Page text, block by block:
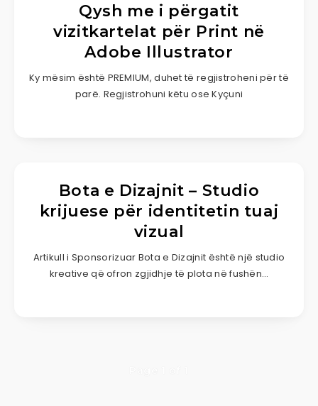
Qysh me i përgatit
vizitkartelat për Print në
Adobe Illustrator
Ky mësim është PREMIUM, duhet të regjistroheni për të
parë. Regjistrohuni këtu ose Kyçuni
Bota e Dizajnit – Studio
krijuese për identitetin tuaj
vizual
Artikull i Sponsorizuar Bota e Dizajnit është një studio
kreative që ofron zgjidhje të plota në fushën…